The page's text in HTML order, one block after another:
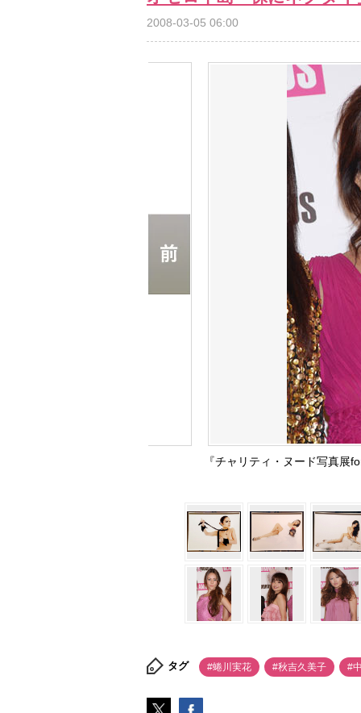
2008-03-05 06:00
『チャリティ・ヌード写真展
タグ #蜷川実花 #秋吉久美子 #